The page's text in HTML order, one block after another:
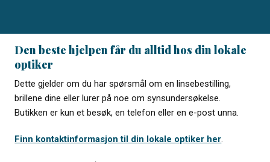
Den beste hjelpen får du alltid hos din lokale
optiker
Dette gjelder om du har spørsmål om en linsebestilling,
brillene dine eller lurer på noe om synsundersøkelse.
Butikken er kun et besøk, en telefon eller en e-post unna.
Finn kontaktinformasjon til din lokale optiker her.